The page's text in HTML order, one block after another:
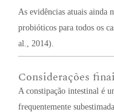
As evidências atuais ainda
probióticos para todos os
al., 2014).
Considerações
A constipação intestinal é
frequentemente subestimada.